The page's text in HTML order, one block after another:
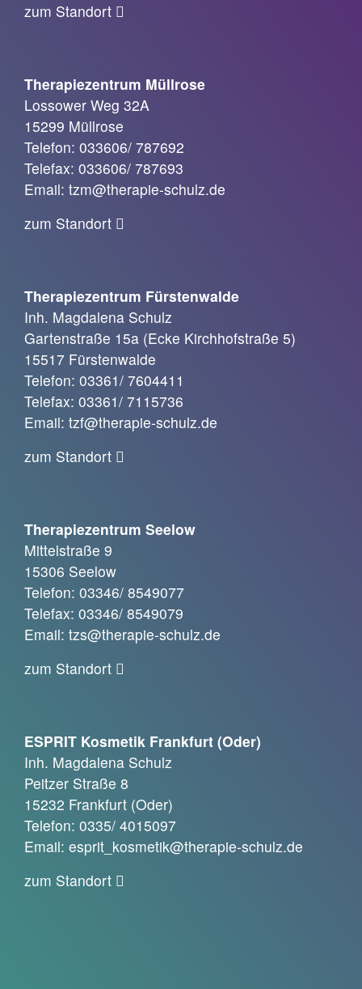
zum Standort
Therapiezentrum Müllrose
Lossower Weg 32A
15299 Müllrose
Telefon: 033606/ 787692
Telefax: 033606/ 787693
Email: tzm@therapie-schulz.de
zum Standort
Therapiezentrum Fürstenwalde
Inh. Magdalena Schulz
Gartenstraße 15a (Ecke Kirchhofstraße 5)
15517 Fürstenwalde
Telefon: 03361/ 7604411
Telefax: 03361/ 7115736
Email: tzf@therapie-schulz.de
zum Standort
Therapiezentrum Seelow
Mittelstraße 9
15306 Seelow
Telefon: 03346/ 8549077
Telefax: 03346/ 8549079
Email: tzs@therapie-schulz.de
zum Standort
ESPRIT Kosmetik Frankfurt (Oder)
Inh. Magdalena Schulz
Peitzer Straße 8
15232 Frankfurt (Oder)
Telefon: 0335/ 4015097
Email: esprit_kosmetik@therapie-schulz.de
zum Standort